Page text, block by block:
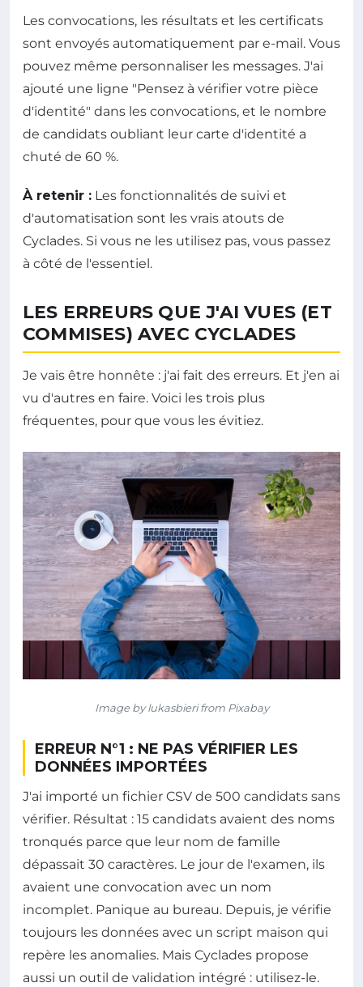
Les convocations, les résultats et les certificats
sont envoyés automatiquement par e-mail. Vous
pouvez même personnaliser les messages. J'ai
ajouté une ligne "Pensez à vérifier votre pièce
d'identité" dans les convocations, et le nombre
de candidats oubliant leur carte d'identité a
chuté de 60 %.
À retenir : Les fonctionnalités de suivi et
d'automatisation sont les vrais atouts de
Cyclades. Si vous ne les utilisez pas, vous passez
à côté de l'essentiel.
LES ERREURS QUE J'AI VUES (ET
COMMISES) AVEC CYCLADES
Je vais être honnête : j'ai fait des erreurs. Et j'en ai
vu d'autres en faire. Voici les trois plus
fréquentes, pour que vous les évitiez.
Image by lukasbieri from Pixabay
ERREUR N°1 : NE PAS VÉRIFIER LES
DONNÉES IMPORTÉES
J'ai importé un fichier CSV de 500 candidats sans
vérifier. Résultat : 15 candidats avaient des noms
tronqués parce que leur nom de famille
dépassait 30 caractères. Le jour de l'examen, ils
avaient une convocation avec un nom
incomplet. Panique au bureau. Depuis, je vérifie
toujours les données avec un script maison qui
repère les anomalies. Mais Cyclades propose
aussi un outil de validation intégré : utilisez-le.